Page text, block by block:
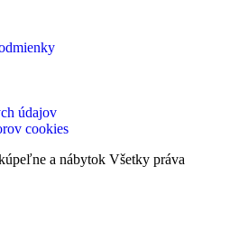
údajov
cookies
a nábytok Všetky práva